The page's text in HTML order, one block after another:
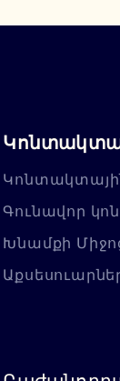
Գունավոր
Խնամքի